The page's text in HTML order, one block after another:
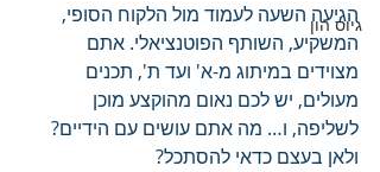
גיוס הון
הגיעה השעה לעמוד מול הלקוח הסופי,
המשקיע, השותף הפוטנציאלי. אתם
מצוידים במיתוג מ-א' ועד ת', תכנים
מעולים, יש לכם נאום מהוקצע מוכן
לשליפה, ו… מה אתם עושים עם הידיים?
ולאן בעצם כדאי להסתכל?